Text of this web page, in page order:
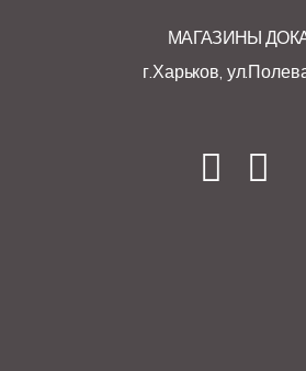
МАГАЗИНЫ
г.Харьков,